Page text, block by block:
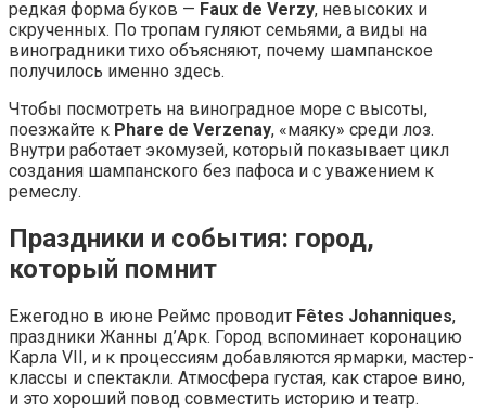
редкая форма буков — Faux de Verzy, невысоких и
скрученных. По тропам гуляют семьями, а виды на
виноградники тихо объясняют, почему шампанское
получилось именно здесь.
Чтобы посмотреть на виноградное море с высоты,
поезжайте к Phare de Verzenay, «маяку» среди лоз.
Внутри работает экомузей, который показывает цикл
создания шампанского без пафоса и с уважением к
ремеслу.
Праздники и события: город,
который помнит
Ежегодно в июне Реймс проводит Fêtes Johanniques,
праздники Жанны д’Арк. Город вспоминает коронацию
Карла VII, и к процессиям добавляются ярмарки, мастер-
классы и спектакли. Атмосфера густая, как старое вино,
и это хороший повод совместить историю и театр.